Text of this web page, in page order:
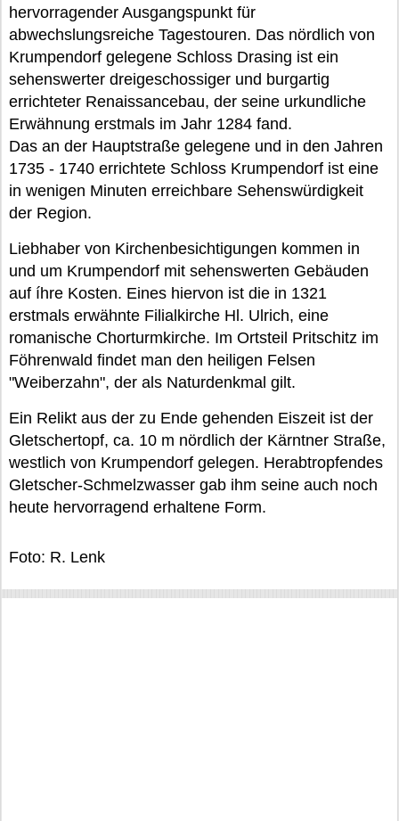
hervorragender Ausgangspunkt für
abwechslungsreiche Tagestouren. Das nördlich von
Krumpendorf gelegene Schloss Drasing ist ein
sehenswerter dreigeschossiger und burgartig
errichteter Renaissancebau, der seine urkundliche
Erwähnung erstmals im Jahr 1284 fand.
Das an der Hauptstraße gelegene und in den Jahren
1735 - 1740 errichtete Schloss Krumpendorf ist eine
in wenigen Minuten erreichbare Sehenswürdigkeit
der Region.
Liebhaber von Kirchenbesichtigungen kommen in
und um Krumpendorf mit sehenswerten Gebäuden
auf íhre Kosten. Eines hiervon ist die in 1321
erstmals erwähnte Filialkirche Hl. Ulrich, eine
romanische Chorturmkirche. Im Ortsteil Pritschitz im
Föhrenwald findet man den heiligen Felsen
"Weiberzahn", der als Naturdenkmal gilt.
Ein Relikt aus der zu Ende gehenden Eiszeit ist der
Gletschertopf, ca. 10 m nördlich der Kärntner Straße,
westlich von Krumpendorf gelegen. Herabtropfendes
Gletscher-Schmelzwasser gab ihm seine auch noch
heute hervorragend erhaltene Form.
Foto: R. Lenk